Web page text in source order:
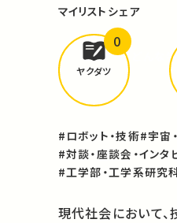
マイリスト シェア
どんな
ヤクダツ
0
#ロボット・技術#宇宙
#対談・座談会・インタ
#工学部・工学系研究
現代社会において